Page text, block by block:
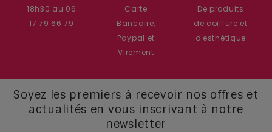
18h30 au 06
17 79 66 79
Carte
Bancaire,
Paypal et
Virement
De produits
de coiffure et
d'esthétique
Soyez les premiers à recevoir nos offres et
actualités en vous inscrivant à notre
newsletter